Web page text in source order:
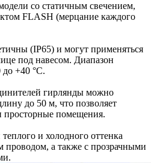
со статичным свечением,
FLASH (мерцание каждого
(IP65) и могут применяться
под навесом. Диапазон
до +40 °C.
гирлянды можно
до 50 м, что позволяет
просторные помещения.
и холодного оттенка
проводом, а также с прозрачными